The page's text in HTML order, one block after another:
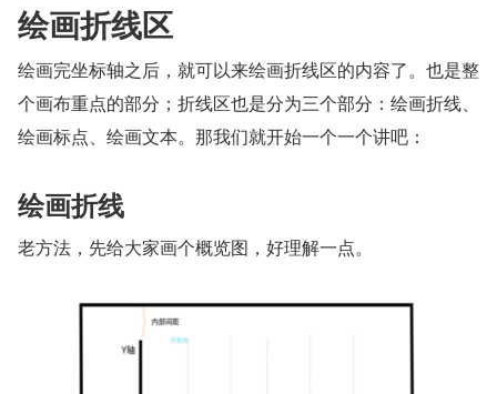
绘画折线区
绘画完坐标轴之后，就可以来绘画折线区的内容了。也是整
个画布重点的部分；折线区也是分为三个部分：绘画折线、
绘画标点、绘画文本。那我们就开始一个一个讲吧：
绘画折线
老方法，先给大家画个概览图，好理解一点。